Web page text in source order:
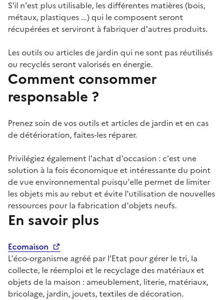
S'il n'est plus utilisable, les différentes matières (bois,
métaux, plastiques ...) qui le composent seront
récupérées et serviront à fabriquer d'autres produits.
Les outils ou articles de jardin qui ne sont pas réutilisés
ou recyclés seront valorisés en énergie.
Comment consommer
responsable ?
Prenez soin de vos outils et articles de jardin et en cas
de détérioration, faites-les réparer.
Privilégiez également l'achat d'occasion : c'est une
solution à la fois économique et intéressante du point
de vue environnemental puisqu'elle permet de limiter
les objets mis au rebut et évite l'utilisation de nouvelles
ressources pour la fabrication d'objets neufs.
En savoir plus
Ecomaison
L'éco-organisme agréé par l'Etat pour gérer le tri, la
collecte, le réemploi et le recyclage des matériaux et
objets de la maison : ameublement, literie, matériaux,
bricolage, jardin, jouets, textiles de décoration.